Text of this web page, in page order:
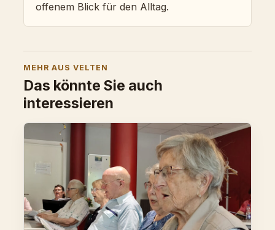
offenem Blick für den Alltag.
MEHR AUS VELTEN
Das könnte Sie auch
interessieren